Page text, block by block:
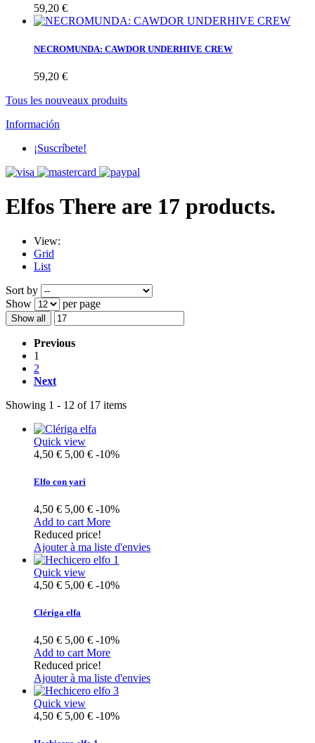
59,20 €
NECROMUNDA: CAWDOR UNDERHIVE CREW
59,20 €
Tous les nouveaux produits
Información
¡Suscríbete!
Elfos There are 17 products.
View:
Grid
List
Sort by
Show
per page
Show all
Previous
1
2
Next
Showing 1 - 12 of 17 items
Quick view
4,50 € 5,00 € -10%
Elfo con yari
4,50 € 5,00 € -10%
Add to cart More
Reduced price!
Ajouter à ma liste d'envies
Quick view
4,50 € 5,00 € -10%
Clériga elfa
4,50 € 5,00 € -10%
Add to cart More
Reduced price!
Ajouter à ma liste d'envies
Quick view
4,50 € 5,00 € -10%